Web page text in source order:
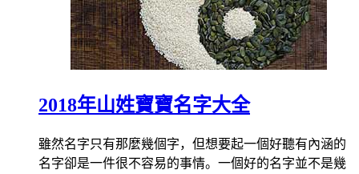
2018年山姓寶寶名字大全
雖然名字只有那麼幾個字，但想要起一個好聽有內涵的
名字卻是一件很不容易的事情。一個好的名字並不是幾